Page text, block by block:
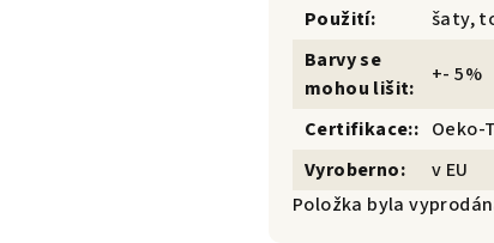
Použití:
šaty,
Barvy se
mohou lišit:
+- 5%
Certifikace:: Oeko-
Vyroberno:
v EU
Položka byla